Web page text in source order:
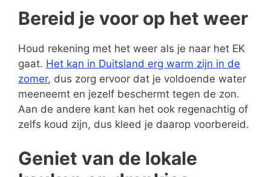
Bereid je voor op het weer
Houd rekening met het weer als je naar het EK
gaat. Het kan in Duitsland erg warm zijn in de
zomer, dus zorg ervoor dat je voldoende water
meeneemt en jezelf beschermt tegen de zon.
Aan de andere kant kan het ook regenachtig of
zelfs koud zijn, dus kleed je daarop voorbereid.
Geniet van de lokale